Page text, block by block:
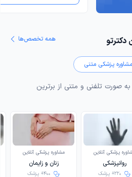
دکترتو همه تخصص‌ها
مشاوره پزشکی متنی
صورت تلفنی و متنی از برترین
پزشکی آنلاین
روانپزشکی
220+ پزشک
مشاوره پزشکی آنلاین
زنان و زایمان
400+ پزشک